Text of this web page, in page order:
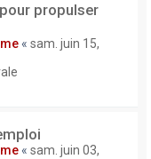
propulser
« sam. juin 15,
« sam. juin 03,